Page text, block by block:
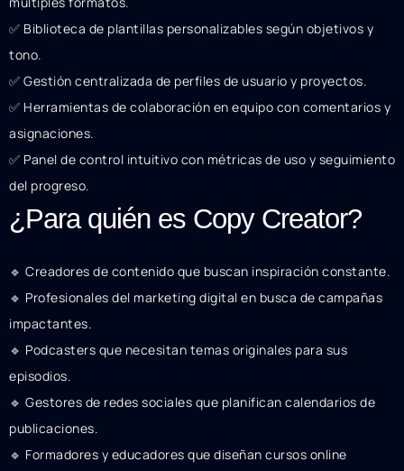
✅ Biblioteca de plantillas personalizables según objetivos y
tono.
✅ Gestión centralizada de perfiles de usuario y proyectos.
✅ Herramientas de colaboración en equipo con comentarios y
asignaciones.
✅ Panel de control intuitivo con métricas de uso y seguimiento
del progreso.
¿Para quién es Copy Creator?
🔹 Creadores de contenido que buscan inspiración constante.
🔹 Profesionales del marketing digital en busca de campañas
impactantes.
🔹 Podcasters que necesitan temas originales para sus
episodios.
🔹 Gestores de redes sociales que planifican calendarios de
publicaciones.
🔹 Formadores y educadores que diseñan cursos online